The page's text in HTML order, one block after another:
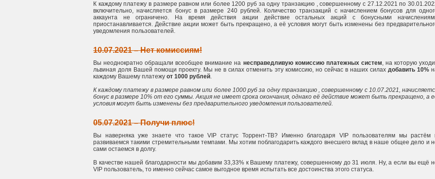
К каждому платежу в размере равном или более 1200 руб за одну транзакцию , совершенному с 27.12.2021 по
включительно, начисляется бонус в размере 240 рублей. Количество транзакций с начислением бонусов для
аккаунта не ограничено. На время действия акции действие остальных акций с бонусными
приостанавливается. Действие акции может быть прекращено, а её условия могут быть изменены без
уведомления пользователей.
10.07.2021 – Нет комиссиям!
Вы неоднократно обращали всеобщее внимание на несправедливую комиссию платежных систем, на которую
львиная доля Вашей помощи проекту. Мы не в силах отменить эту комиссию, но сейчас в наших силах добавить 10%
каждому Вашему платежу от 1000 рублей.
К каждому платежу в размере равном или более 1000 руб за одну транзакцию , совершенному с 10.07.2021,
бонус в размере 10% от его суммы. Акция не имеет срока окончания, однако её действие может быть прекращено, а
условия могут быть изменены без предварительного уведомления пользователей.
05.07.2021 – Получи плюс!
Вы наверняка уже знаете что такое VIP статус Торрент-ТВ? Именно благодаря VIP пользователям мы растём
развиваемся такими стремительными темпами. Мы хотим поблагодарить каждого внесшего вклад в наше общее дело и
сами остаемся в долгу.
В качестве нашей благодарности мы добавим 33,33% к Вашему платежу, совершенному до 31 июля. Ну, а если вы ещё
VIP пользователь, то именно сейчас самое выгодное время испытать все достоинства этого статуса.